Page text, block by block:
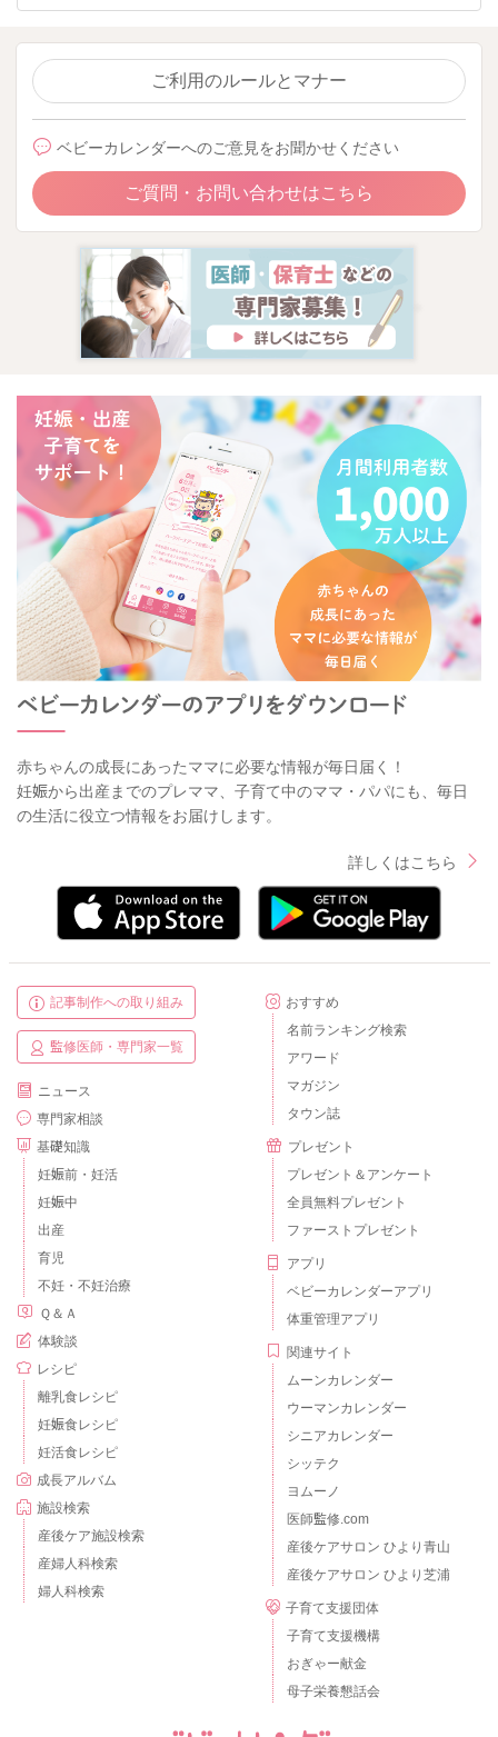
ご利用のルールとマナー
ベビーカレンダーへのご意見をお聞かせください
ご質問・お問い合わせはこちら
赤ちゃんの成長にあったママに必要な情報が毎日届く！
妊娠から出産までのプレママ、子育て中のママ・パパにも、毎日
の生活に役立つ情報をお届けします。
詳しくはこちら
記事制作への取り組み
監修医師・専門家一覧
ニュース
専門家相談
基礎知識
妊娠前・妊活
妊娠中
出産
育児
不妊・不妊治療
Ｑ＆Ａ
体験談
レシピ
離乳食レシピ
妊娠食レシピ
妊活食レシピ
成長アルバム
施設検索
産後ケア施設検索
産婦人科検索
婦人科検索
おすすめ
名前ランキング検索
アワード
マガジン
タウン誌
プレゼント
プレゼント＆アンケート
全員無料プレゼント
ファーストプレゼント
アプリ
ベビーカレンダーアプリ
体重管理アプリ
関連サイト
ムーンカレンダー
ウーマンカレンダー
シニアカレンダー
シッテク
ヨムーノ
医師監修.com
産後ケアサロン ひより青山
産後ケアサロン ひより芝浦
子育て支援団体
子育て支援機構
おぎゃー献金
母子栄養懇話会